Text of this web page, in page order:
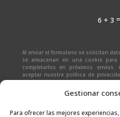
Gestionar
Para ofrecer las mejores
6 + 3 =
Al enviar el formulario se solicitan
se almacenan en una cookie
completarlos en próximos envíos.
aceptar nuestra política de
Ivan Zabalza | Finalidad:
Legitimación: Tu consentimiento
(datos almacenados sólo en
y olvido de tus datos.